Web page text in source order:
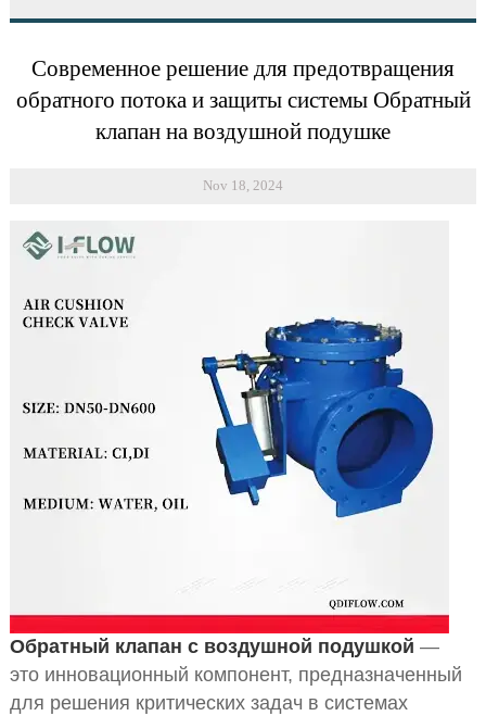
Современное решение для предотвращения
обратного потока и защиты системы Обратный
клапан на воздушной подушке
Nov 18, 2024
Обратный клапан с воздушной подушкой —
это инновационный компонент, предназначенный
для решения критических задач в системах